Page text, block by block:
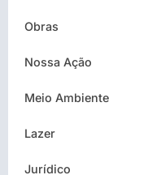
Obras
Nossa Ação
Meio Ambiente
Lazer
Jurídico